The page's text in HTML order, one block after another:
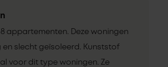
appartementen. Deze woningen
en slecht geïsoleerd. Kunststof
voor dit type woningen. Ze